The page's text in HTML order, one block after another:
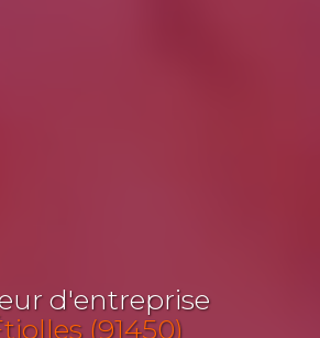
d'entreprise
(91450)